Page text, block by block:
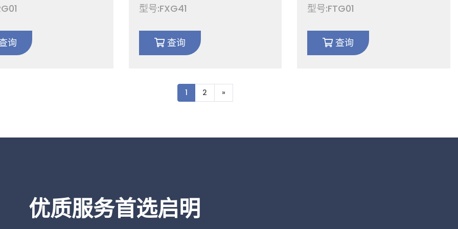
定锥形异径适配器 真
系统用 CF25-100
询
转固定活套 不锈钢SS304
SS316L十字法兰管件CF16-100
型号:FXG41
查询
转/固定等径三通活套法兰接
头，适用于半导体 CF16-100
型号:FTG01
查询
1 2 »
优质服务首选启明